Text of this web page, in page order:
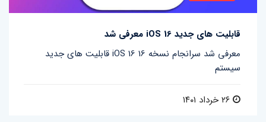
قابلیت های جدید iOS 16 معرفی شد
قابلیت های جدید iOS 16 معرفی شد سرانجام نسخه 16
سیستم